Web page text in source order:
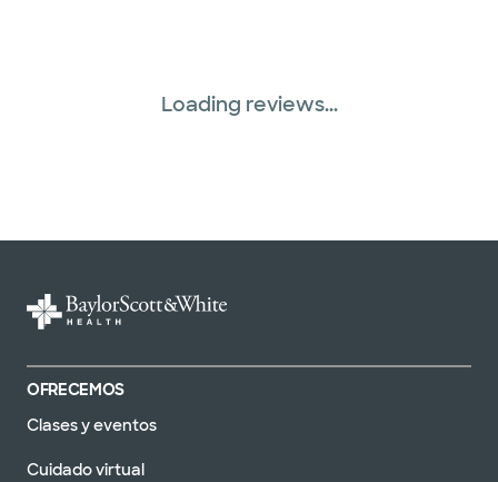
Loading reviews...
OFRECEMOS
Clases y eventos
Cuidado virtual